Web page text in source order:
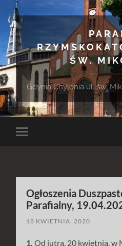
ŚW.
Gdynia Chylonia ul. św.
Toggle
Ogłoszenia
Parafialny,
18 KWIETNIA, 2020
1.Od jutra, 20 kwietnia, w